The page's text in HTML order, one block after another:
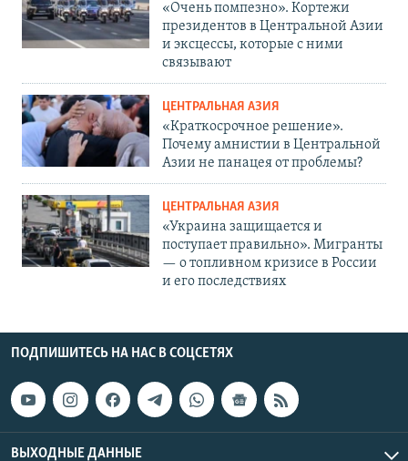
«Очень помпезно». Кортежи
президентов в Центральной Азии
и эксцессы, которые с ними
связывают
ЦЕНТРАЛЬНАЯ АЗИЯ
«Краткосрочное решение».
Почему амнистии в Центральной
Азии не панацея от проблемы?
ЦЕНТРАЛЬНАЯ АЗИЯ
«Украина защищается и
поступает правильно». Мигранты
— о топливном кризисе в России
и его последствиях
ПОДПИШИТЕСЬ НА НАС В СОЦСЕТЯХ
ВЫХОДНЫЕ ДАННЫЕ